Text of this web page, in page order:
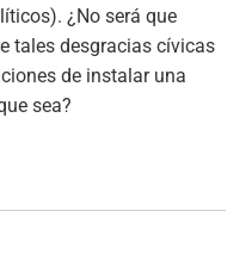
¿No será que
tales desgracias cívicas
de instalar una
sea?